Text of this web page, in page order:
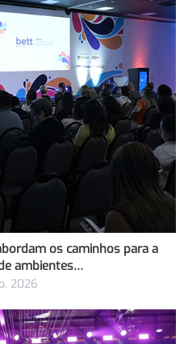
os caminhos para a
ambientes…
2026